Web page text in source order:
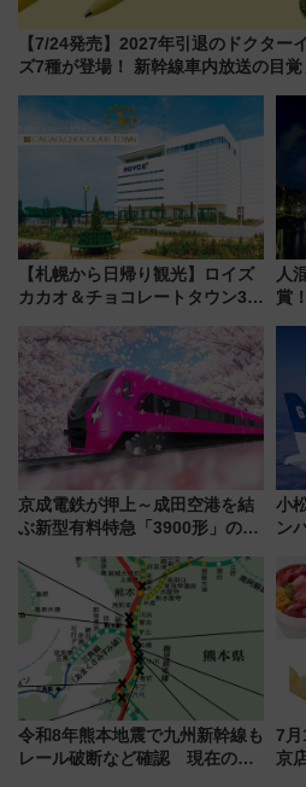
【7/24発売】2027年引退のドクター
ズ7種が登場！ 新幹線車内放送の目
【札幌から日帰り観光】ロイズ
カカオ＆チョコレートタウン3周
詰め放題を開催、ロイズタウン
駅からのアクセスも
人
賞
京成電鉄が押上～成田空港を結
ぶ新型有料特急「3900形」のコ
募集も実施
小
ン
令和8年熊本地震で九州新幹線も
レール破断など確認 現在の運
7月
京